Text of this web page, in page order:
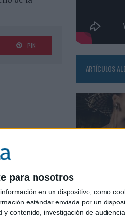
para nosotros
en un dispositivo, como
estándar enviada por un
y contenido, investigación de
PIN
ARTÍCULOS
05/08/2026